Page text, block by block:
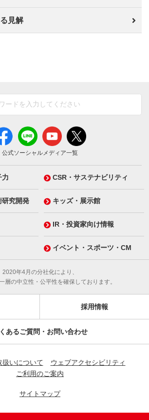
見解
公式ソーシャルメディア一覧
力 CSR・サステナビリティ
研究開発 キッズ・展示館
IR・投資家向け情報
イベント・スポーツ・CM
2020年4月の分社化により、
層の中立性・公平性を確保しております。
採用情報
あるご質問・お問い合わせ
扱いについて
ウェブアクセシビリティ
ご利用のご案内
サイトマップ